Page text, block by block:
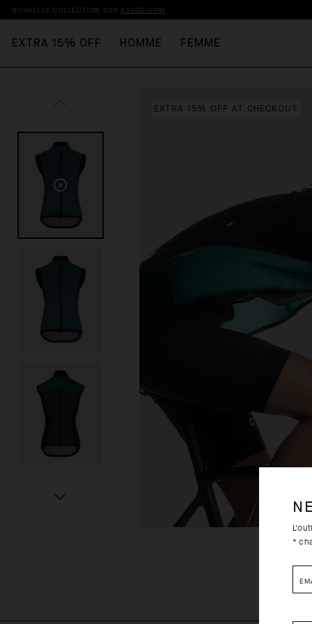
NOUVELLE COLLECTION SURASSOS.COM
EXTRA 15% OFF HOMME FEMME
EXTRA 15% OFF AT CHECKOUT
*